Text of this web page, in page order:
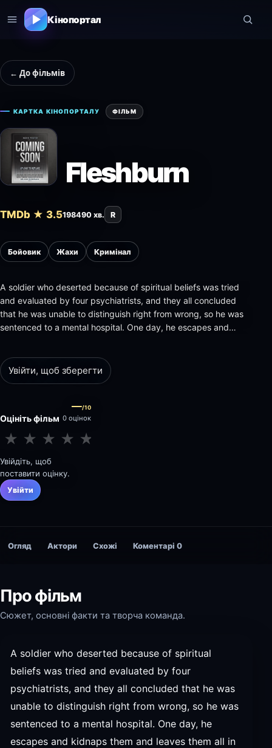
Кінопортал
← До фільмів
КАРТКА КІНОПОРТАЛУ ФІЛЬМ
Fleshburn
TMDb ★ 3.5198490 хв. R
Бойовик Жахи Кримінал
A soldier who deserted because of spiritual beliefs was tried
and evaluated by four psychiatrists, and they all concluded
that he was unable to distinguish right from wrong, so he was
sentenced to a mental hospital. One day, he escapes and
Увійти, щоб зберегти
Оцініть фільм
—/10
0 оцінок
★ ★ ★ ★ ★
Увійдіть, щоб
поставити оцінку.
Увійти
Огляд Актори Схожі Коментарі 0
Про фільм
Сюжет, основні факти та творча команда.
A soldier who deserted because of spiritual
beliefs was tried and evaluated by four
psychiatrists, and they all concluded that he was
unable to distinguish right from wrong, so he was
sentenced to a mental hospital. One day, he
escapes and kidnaps them and leaves them all in